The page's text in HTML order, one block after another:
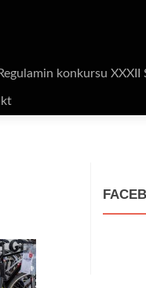
Regulamin konkursu